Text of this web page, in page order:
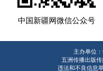
中国新疆网微信公众号
主办单位
五洲传播出版
违法和不良信息